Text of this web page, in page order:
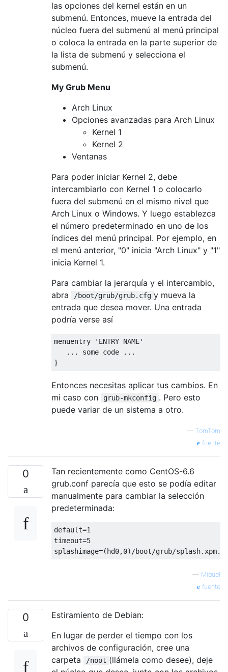
las opciones del kernel están en un
submenú. Entonces, mueve la entrada del
núcleo fuera del submenú al menú principal
o coloca la entrada en la parte superior de
la lista de submenú y selecciona el
submenú.
My Grub Menu
Arch Linux
Opciones avanzadas para Arch Linux
Kernel 1
Kernel 2
Ventanas
Para poder iniciar Kernel 2, debe
intercambiarlo con Kernel 1 o colocarlo
fuera del submenú en el mismo nivel que
Arch Linux o Windows. Y luego establezca
el número predeterminado en uno de los
índices del menú principal. Por ejemplo, en
el menú anterior, "0" inicia "Arch Linux" y "1"
inicia Kernel 1.
Para cambiar la jerarquía y el intercambio,
abra
/boot/grub/grub.cfg y mueva la
entrada que desea mover. Una entrada
podría verse así
menuentry 'ENTRY NAME'
   ... some code ...
Entonces necesitas aplicar tus cambios. En
mi caso con
grub-mkconfig . Pero esto
puede variar de un sistema a otro.
— TomTom
fuente
0
Tan recientemente como CentOS-6.6
grub.conf parecía que esto se podía editar
manualmente para cambiar la selección
predeterminada:
default=1
timeout=5
— Miguel
fuente
0
Estiramiento de Debian:
En lugar de perder el tiempo con los
archivos de configuración, cree una
carpeta
/noot (llámela como desee), deje